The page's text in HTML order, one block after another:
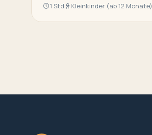
1 Std Kleinkinder (ab 12 Monate)